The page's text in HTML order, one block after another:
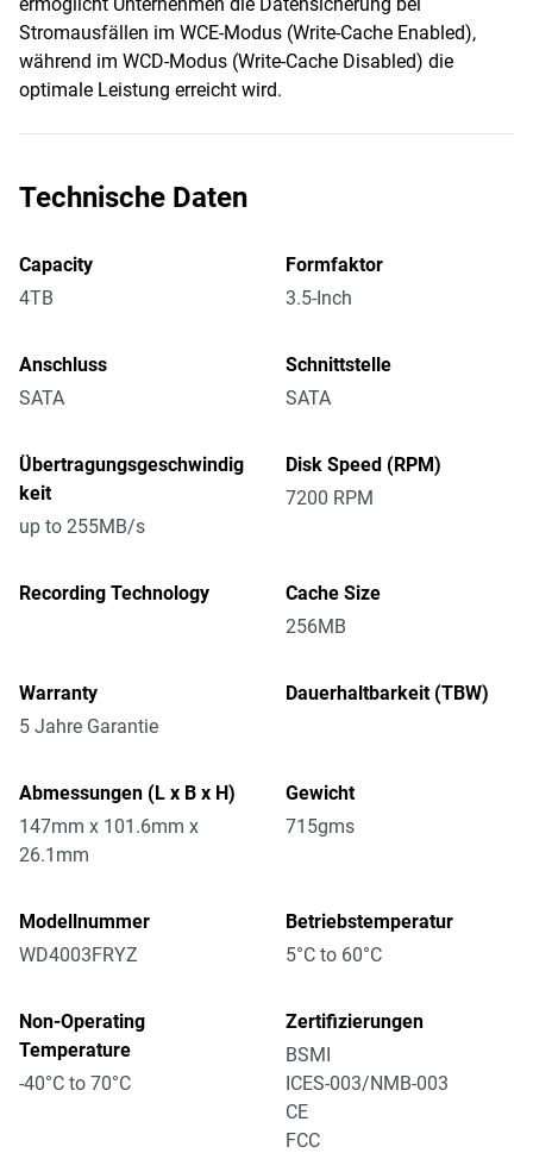
Stromausfällen im WCE-Modus (Write-Cache Enabled),
während im WCD-Modus (Write-Cache Disabled) die
optimale Leistung erreicht wird.
Technische Daten
Capacity
4TB
Formfaktor
3.5-Inch
Anschluss
SATA
Schnittstelle
SATA
Übertragungsgeschwindig
keit
up to 255MB/s
Disk Speed (RPM)
7200 RPM
Recording Technology
Cache Size
256MB
Warranty
5 Jahre Garantie
Dauerhaltbarkeit (TBW)
Abmessungen (L x B x H)
147mm x 101.6mm x
26.1mm
Gewicht
715gms
Modellnummer
WD4003FRYZ
Betriebstemperatur
5°C to 60°C
Non-Operating
Temperature
-40°C to 70°C
Zertifizierungen
BSMI
ICES-003/NMB-003
CE
FCC